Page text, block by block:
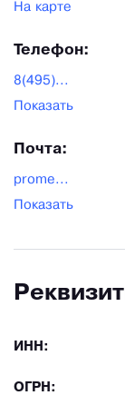
На карте
Телефон:
8(495)...
Показать
Почта:
prome...
Показать
ИНН:
ОГРН: